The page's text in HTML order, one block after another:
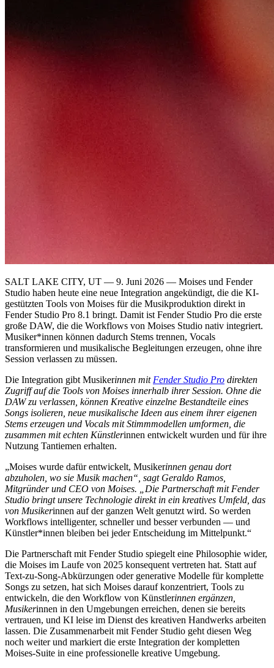
SALT LAKE CITY, UT — 9. Juni 2026 — Moises und Fender
Studio haben heute eine neue Integration angekündigt, die die KI-
gestützten Tools von Moises für die Musikproduktion direkt in
Fender Studio Pro 8.1 bringt. Damit ist Fender Studio Pro die erste
große DAW, die die Workflows von Moises Studio nativ integriert.
Musiker*innen können dadurch Stems trennen, Vocals
transformieren und musikalische Begleitungen erzeugen, ohne ihre
Session verlassen zu müssen.
Die Integration gibt Musikerinnen mit Fender Studio Pro direkten
Zugriff auf die Tools von Moises innerhalb ihrer Session. Ohne die
DAW zu verlassen, können Kreative einzelne Bestandteile eines
Songs isolieren, neue musikalische Ideen aus einem ihrer eigenen
Stems erzeugen und Vocals mit Stimmmodellen umformen, die
zusammen mit echten Künstlerinnen entwickelt wurden und für ihre
Nutzung Tantiemen erhalten.
„Moises wurde dafür entwickelt, Musikerinnen genau dort
abzuholen, wo sie Musik machen“, sagt Geraldo Ramos,
Mitgründer und CEO von Moises. „Die Partnerschaft mit Fender
Studio bringt unsere Technologie direkt in ein kreatives Umfeld, das
von Musikerinnen auf der ganzen Welt genutzt wird. So werden
Workflows intelligenter, schneller und besser verbunden — und
Künstler*innen bleiben bei jeder Entscheidung im Mittelpunkt.“
Die Partnerschaft mit Fender Studio spiegelt eine Philosophie wider,
die Moises im Laufe von 2025 konsequent vertreten hat. Statt auf
Text-zu-Song-Abkürzungen oder generative Modelle für komplette
Songs zu setzen, hat sich Moises darauf konzentriert, Tools zu
entwickeln, die den Workflow von Künstlerinnen ergänzen,
Musikerinnen in den Umgebungen erreichen, denen sie bereits
vertrauen, und KI leise im Dienst des kreativen Handwerks arbeiten
lassen. Die Zusammenarbeit mit Fender Studio geht diesen Weg
noch weiter und markiert die erste Integration der kompletten
Moises-Suite in eine professionelle kreative Umgebung.